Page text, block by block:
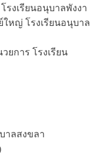
งเรียนอนุบาลพังงา
ใหญ่ โรงเรียนอนุบาล
ยการ โรงเรียน
าลสงขลา